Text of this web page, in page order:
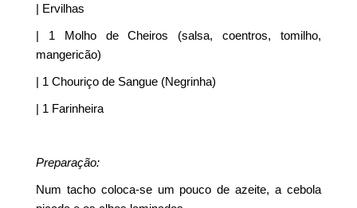
| Ervilhas
| 1 Molho de Cheiros (salsa, coentros, tomilho,
mangericão)
| 1 Chouriço de Sangue (Negrinha)
| 1 Farinheira
Preparação:
Num tacho coloca-se um pouco de azeite, a cebola